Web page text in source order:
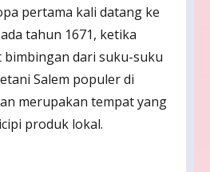
pertama kali datang ke
tahun 1671, ketika
bimbingan dari suku-suku
Salem populer di
merupakan tempat yang
produk lokal.